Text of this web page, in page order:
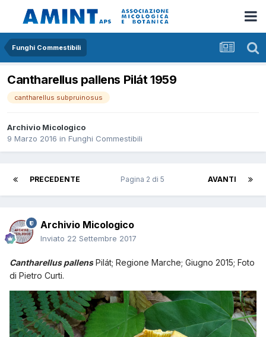
Funghi Commestibili
Cantharellus pallens Pilát 1959
cantharellus subpruinosus
Archivio Micologico
9 Marzo 2016 in Funghi Commestibili
PRECEDENTE AVANTI
Pagina 2 di 5
Archivio Micologico
Inviato 22 Settembre 2017
Cantharellus pallens Pilát; Regione Marche; Giugno 2015; Foto
di Pietro Curti.